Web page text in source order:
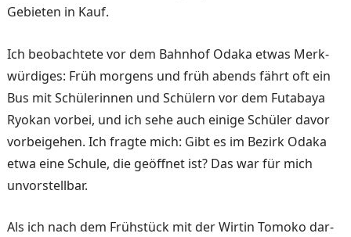
Gebieten in Kauf.
Ich beobachtete vor dem Bahnhof Odaka etwas Merk­
würdiges: Früh morgens und früh abends fährt oft ein
Bus mit Schülerinnen und Schü­lern vor dem Futabaya
Ryo­kan vorbei, und ich sehe auch einige Schüler davor
vorbei­gehen. Ich fragte mich: Gibt es im Bezirk Odaka
etwa eine Schule, die geöffnet ist? Das war für mich
unvorstellbar.
Als ich nach dem Frühstück mit der Wirtin Tomoko dar­